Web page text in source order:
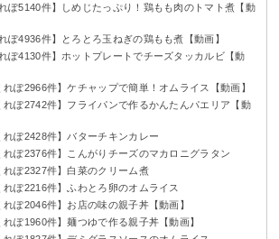
ぽ5140件】しめじたっぷり！鶏もも肉のトマト煮【動
ぽ4936件】とろとろ玉ねぎの鶏もも煮【動画】
ぽ4130件】ホットプレートでチーズタッカルビ【動
れぽ2966件】ケチャップで簡単！オムライス【動画】
れぽ2742件】フライパンで作るかんたんパエリア【動
れぽ2428件】バターチキンカレー
れぽ2376件】こんがりチーズのマカロニグラタン
れぽ2327件】白菜のクリーム煮
れぽ2216件】ふわとろ卵のオムライス
れぽ2046件】お店の味の親子丼【動画】
れぽ1960件】麺つゆで作る親子丼【動画】